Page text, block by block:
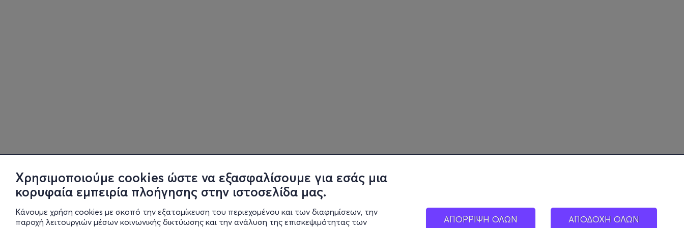
Χρησιμοποιούμε cookies ώστε να εξασφαλίσουμε για εσάς μια
κορυφαία εμπειρία πλοήγησης στην ιστοσελίδα μας.
Κάνουμε χρήση cookies με σκοπό την εξατομίκευση του περιεχομένου και των διαφημίσεων, την
παροχή λειτουργιών μέσων κοινωνικής δικτύωσης και την ανάλυση της επισκεψιμότητας των
ΑΠΟΡΡΙΨΗ ΟΛΩΝ ΑΠΟΔΟΧΗ ΟΛΩΝ